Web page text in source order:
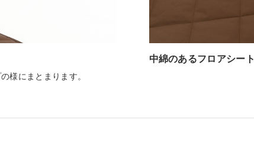
様にまとまります。
中綿のあるフロアシート